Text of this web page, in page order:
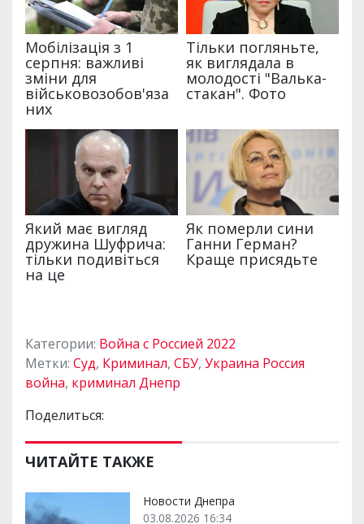
Категории: Война с Россией 2022
Метки: Суд, Криминал, СБУ, Украина Россия
война, криминал Днепр
Поделиться:
ЧИТАЙТЕ ТАКЖЕ
Новости Днепра
03.08.2026 16:34